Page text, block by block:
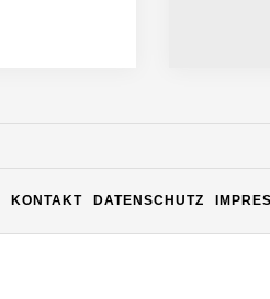
KONTAKT DATENSCHUTZ